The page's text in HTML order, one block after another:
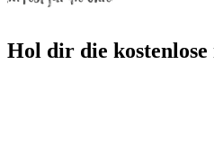
Hol dir die